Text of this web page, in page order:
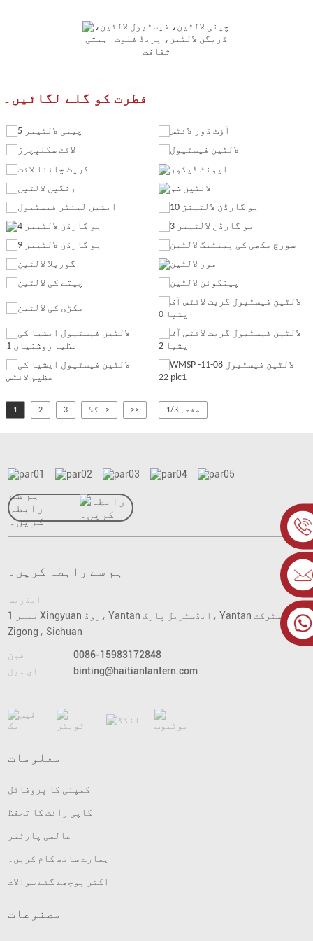
فطرت کو گلے لگائیں۔
1 2 3 اگلا > >> صفحہ 1/3
ہم سے
رابطہ
کریں۔
ہم سے رابطہ کریں۔
ایڈریس
نمبر 1 Xingyuan روڈ، Yantan انڈسٹریل پارک، Yantan ڈسٹرکٹ،
Zigong، Sichuan
فون
0086-15983172848
ای میل
binting@haitianlantern.com
معلومات
کمپنی کا پروفائل
کاپی رائٹ کا تحفظ
عالمی پارٹنر
ہمارے ساتھ کام کریں۔
اکثر پوچھے گئے سوالات
مصنوعات